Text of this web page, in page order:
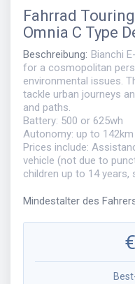
Fahrrad
Omnia C Type
Beschreibung: Bianchi
for a cosmopolitan
environmental issues.
tackle urban journeys
and paths.
Battery: 500 or 625wh
Autonomy: up to 142km
Prices include:
vehicle (not due to
children up to 14 years,
Mindestalter des
€